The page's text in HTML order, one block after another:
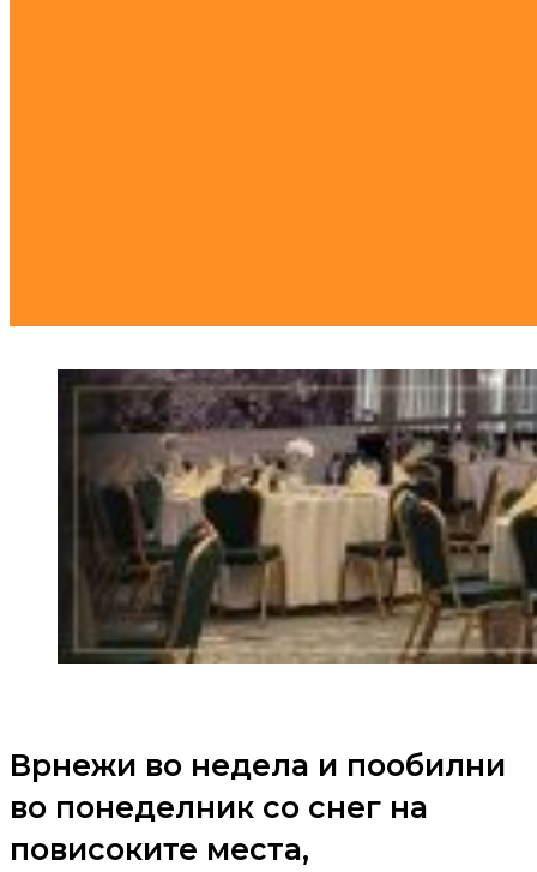
Врнежи во недела и пообилни
во понеделник со снег на
повисоките места,